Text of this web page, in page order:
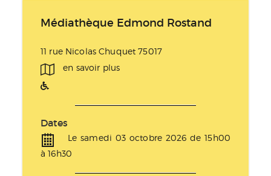
Médiathèque Edmond Rostand
11 rue Nicolas Chuquet 75017
en savoir plus
Dates
Le samedi 03 octobre 2026 de 15h00
à 16h30